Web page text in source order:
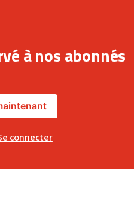
à nos abonnés
connecter